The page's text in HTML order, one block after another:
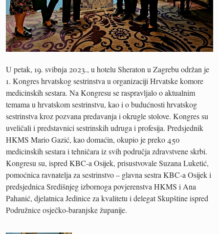
U petak, 19. svibnja 2023., u hotelu Sheraton u Zagrebu održan je
1. Kongres hrvatskog sestrinstva u organizaciji Hrvatske komore
medicinskih sestara. Na Kongresu se raspravljalo o aktualnim
temama u hrvatskom sestrinstvu, kao i o budućnosti hrvatskog
sestrinstva kroz pozvana predavanja i okrugle stolove. Kongres su
uveličali i predstavnici sestrinskih udruga i profesija. Predsjednik
HKMS Mario Gazić, kao domaćin, okupio je preko 450
medicinskih sestara i tehničara iz svih područja zdravstvene skrbi.
Kongresu su, ispred KBC-a Osijek, prisustvovale Suzana Luketić,
pomoćnica ravnatelja za sestrinstvo – glavna sestra KBC-a Osijek i
predsjednica Središnjeg izbornoga povjerenstva HKMS i Ana
Pahanić, djelatnica Jedinice za kvalitetu i delegat Skupštine ispred
Podružnice osječko-baranjske županije.